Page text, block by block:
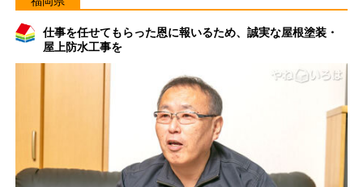
仕事を任せてもらった恩に報いるため、誠実な屋根塗装・
屋上防水工事を